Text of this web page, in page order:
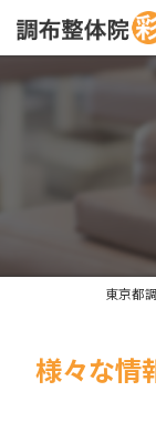
東京都
様々な情